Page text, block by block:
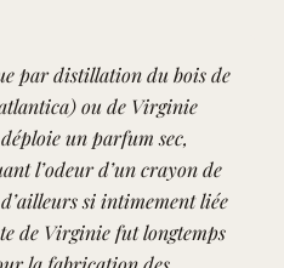
par distillation du bois de
ou de Virginie
un parfum sec,
l’odeur d’un crayon de
si intimement liée
de Virginie fut longtemps